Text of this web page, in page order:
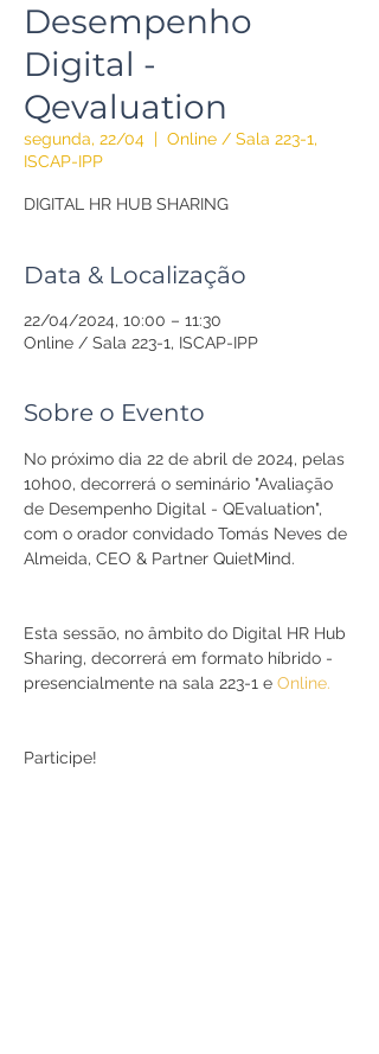
Desempenho
Digital -
Qevaluation
segunda, 22/04
  |
Online / Sala 223-1,
ISCAP-IPP
DIGITAL HR HUB SHARING
Data & Localização
22/04/2024, 10:00 – 11:30
Online / Sala 223-1, ISCAP-IPP
Sobre o Evento
No próximo dia 22 de abril de 2024, pelas
10h00, decorrerá o seminário "Avaliação
de Desempenho Digital - QEvaluation",
com o orador convidado Tomás Neves de
Almeida, CEO & Partner QuietMind.
Esta sessão, no âmbito do Digital HR Hub
Sharing, decorrerá em formato híbrido -
presencialmente na sala 223-1 e Online.
Participe!